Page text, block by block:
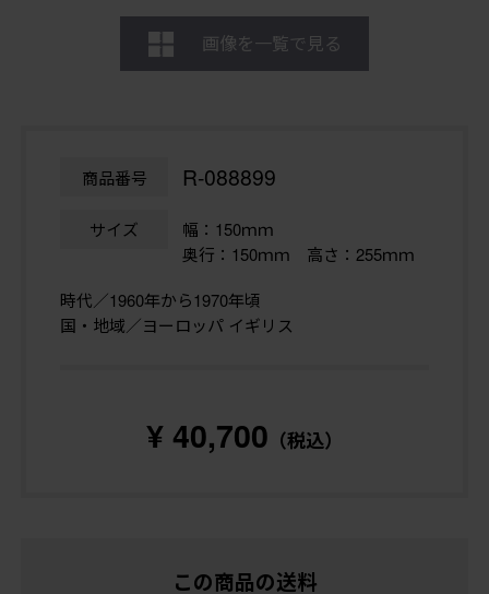
画像を一覧で見る
商品番号 R-088899
サイズ
幅：150ｍｍ
奥行：150ｍｍ 高さ：255ｍｍ
時代／1960年から1970年頃
国・地域／ヨーロッパ イギリス
¥ 40,700 （税込）
この商品の送料